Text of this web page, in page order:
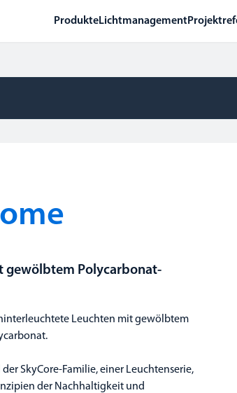
ProdukteLichtmanagement
gewölbtem Polycarbonat-
Leuchten mit gewölbtem
der SkyCore-Familie, einer Leuchtenserie,
der Nachhaltigkeit und